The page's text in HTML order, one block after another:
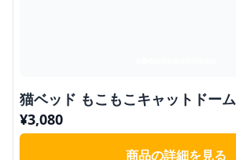
猫ベッド もこもこキャットドーム
¥3,080
商品の詳細を見る